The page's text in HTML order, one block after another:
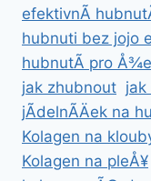
efektivnÃ­
hubnuti bez jojo
hubnutÃ­ pro
jak zhubnout jak
jÃ­delnÃ­Äek na
Kolagen na
Kolagen na pleÅ¥